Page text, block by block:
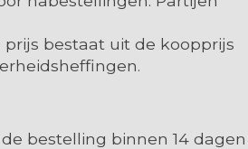
bestaat uit de koopprijs
bestelling binnen 14 dagen